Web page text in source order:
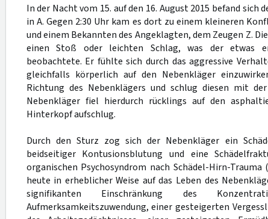
In der Nacht vom 15. auf den 16. August 2015 befand sich
in A. Gegen 2:30 Uhr kam es dort zu einem kleineren
und einem Bekannten des Angeklagten, dem Zeugen Z.
einen Stoß oder leichten Schlag, was der etwas
beobachtete. Er fühlte sich durch das aggressive
gleichfalls körperlich auf den Nebenkläger
Richtung des Nebenklägers und schlug diesen mit
Nebenkläger fiel hierdurch rücklings auf den
Hinterkopf aufschlug.
Durch den Sturz zog sich der Nebenkläger ein
beidseitiger Kontusionsblutung und eine
organischen Psychosyndrom nach Schädel-Hirn-Trauma
heute in erheblicher Weise auf das Leben des
signifikanten Einschränkung des
Aufmerksamkeitszuwendung, einer gesteigerten